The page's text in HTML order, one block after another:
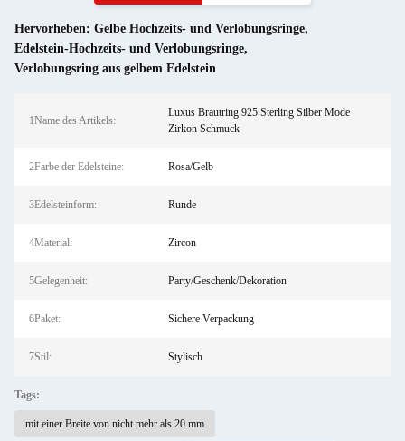
Hervorheben: Gelbe Hochzeits- und Verlobungsringe,
Edelstein-Hochzeits- und Verlobungsringe,
Verlobungsring aus gelbem Edelstein
1Name des Artikels:
Luxus Brautring 925 Sterling Silber Mode
Zirkon Schmuck
2Farbe der Edelsteine: Rosa/Gelb
3Edelsteinform: Runde
4Material: Zircon
5Gelegenheit: Party/Geschenk/Dekoration
6Paket: Sichere Verpackung
7Stil: Stylisch
Tags:
mit einer Breite von nicht mehr als 20 mm